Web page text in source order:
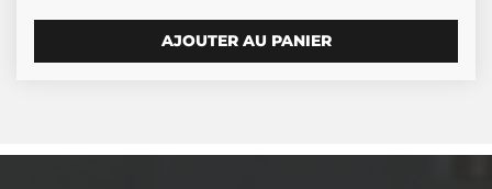
AJOUTER AU PANIER